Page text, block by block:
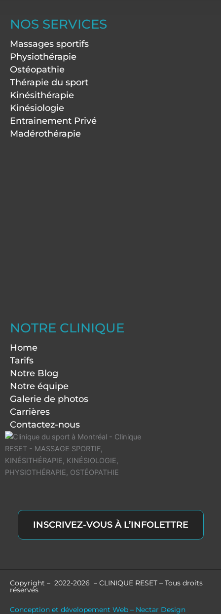
a
g
r
a
m
e
d
n
b
o
k
-
f
u
b
e
NOS SERVICES
Massages sportifs
Physiothérapie
Ostéopathie
Thérapie du sport
Kinésithérapie
Kinésiologie
Entrainement Privé
Madérothérapie
NOTRE CLINIQUE
Home
Tarifs
Notre Blog
Notre équipe
Galerie de photos
Carrières
Contactez-nous
INSCRIVEZ-VOUS À L’INFOLETTRE
Copyright – 2022-2026 – CLINIQUE RESET – Tous droits
réservés
Conception et dévelopement Web – Nectar Design